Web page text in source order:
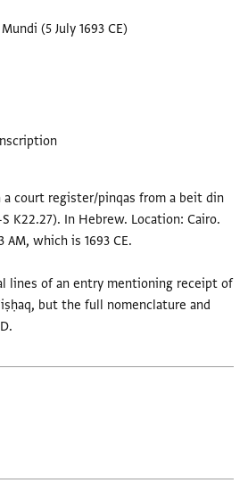
Mundi (5 July 1693 CE)
a court register/pinqas from a beit din
K22.27). In Hebrew. Location: Cairo.
AM, which is 1693 CE.
lines of an entry mentioning receipt of
but the full nomenclature and